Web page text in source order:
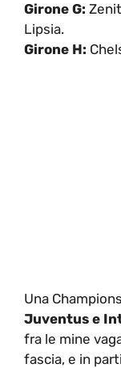
Girone G:
Lipsia.
Girone H:
Una
Juventus e
fra le mine
fascia, e in